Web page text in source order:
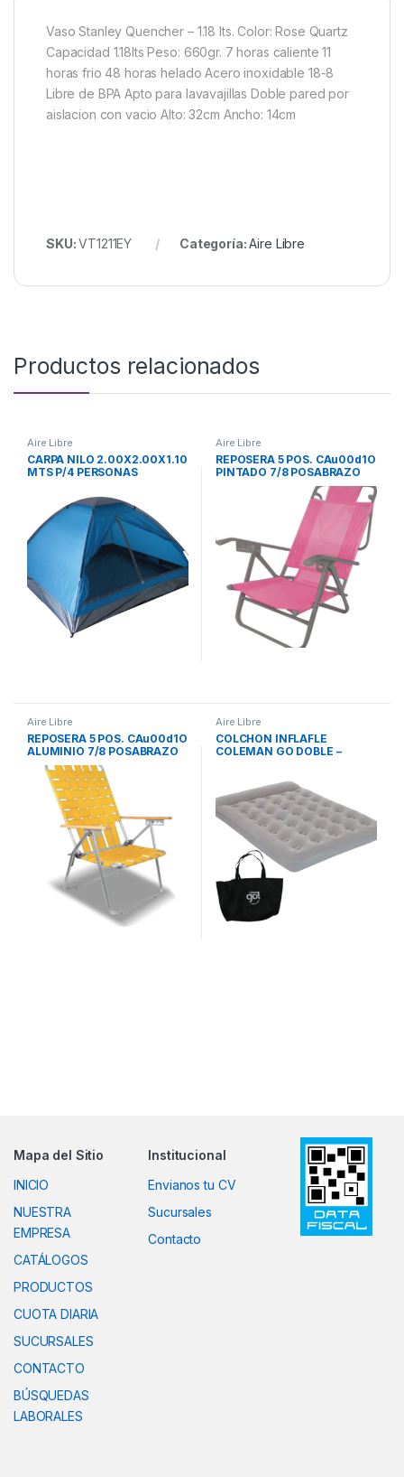
Vaso Stanley Quencher – 1.18 lts. Color: Rose Quartz
Capacidad 1.18lts Peso: 660gr. 7 horas caliente 11
horas frio 48 horas helado Acero inoxidable 18-8
Libre de BPA Apto para lavavajillas Doble pared por
aislacion con vacio Alto: 32cm Ancho: 14cm
SKU:VT1211EY Categoría:Aire Libre
Productos relacionados
Aire Libre
CARPA NILO 2.00X2.00X1.10
MTS P/4 PERSONAS
Aire Libre
REPOSERA 5 POS. CAu00d1O
PINTADO 7/8 POSABRAZO
CAu00d1O C/COVER
Aire Libre
REPOSERA 5 POS. CAu00d1O
ALUMINIO 7/8 POSABRAZO
MADERA C/CINTA
Aire Libre
COLCHON INFLAFLE
COLEMAN GO DOBLE –
Mapa del Sitio
INICIO
NUESTRA
EMPRESA
CATÁLOGOS
PRODUCTOS
CUOTA DIARIA
SUCURSALES
CONTACTO
BÚSQUEDAS
LABORALES
Institucional
Envianos tu CV
Sucursales
Contacto